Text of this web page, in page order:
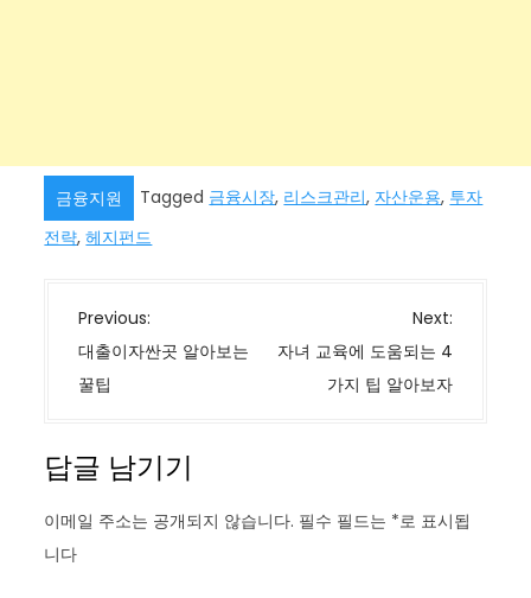
금융지원 Tagged 금융시장, 리스크관리, 자산운용, 투자
전략,헤지펀드
글
탐
색
Previous:
대출이자싼곳 알아보는
꿀팁
Next:
자녀 교육에 도움되는 4
가지 팁 알아보자
답글 남기기
이메일 주소는 공개되지 않습니다. 필수 필드는 *로 표시됩
니다